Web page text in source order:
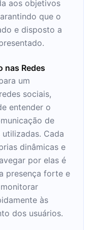
aos objetivos
que o
e disposto a
nas Redes
um
sociais,
entender o
de
Cada
dinâmicas e
por elas é
presença forte e
às
dos usuários.